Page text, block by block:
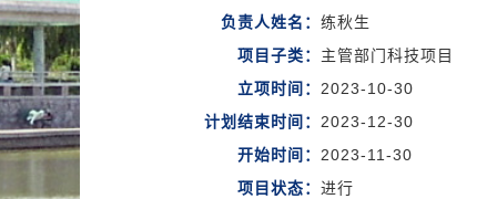
负责人姓名： 练秋生
项目子类： 主管部门科技项目
立项时间： 2023-10-30
计划结束时间： 2023-12-30
开始时间： 2023-11-30
项目状态： 进行